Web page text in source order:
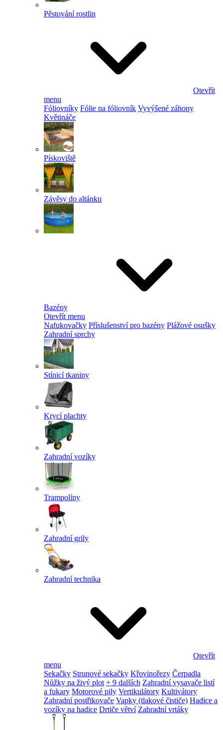
Pěstování rostlin
Otevřít
menu
Fóliovníky Fólie na fóliovník Vyvýšené záhony
Květináče
Pískoviště
Závěsy do altánku
Bazény
Otevřít menu
Nafukovačky Příslušenství pro bazény Plážové osušky
Zahradní sprchy
Stínicí tkaniny
Krycí plachty
Zahradní vozíky
Trampolíny
Zahradní grily
Zahradní technika
Otevřít
menu
Sekačky Strunové sekačky Křovinořezy Čerpadla
Nůžky na živý plot + 9 dalších Zahradní vysavače listí
a fukary Motorové pily Vertikulátory Kultivátory
Zahradní postřikovače Vapky (tlakové čističe) Hadice a
vozíky na hadice Drtiče větví Zahradní vrtáky